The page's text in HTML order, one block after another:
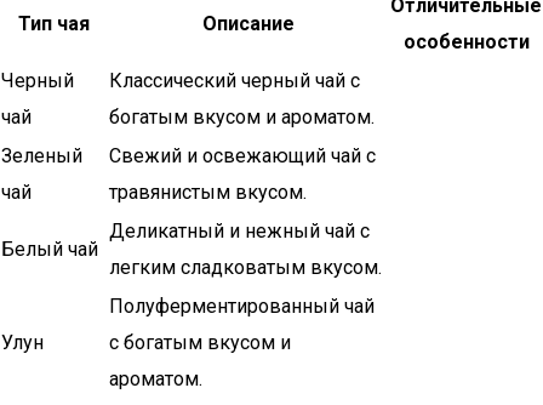
Тип чая Описание
Отличительные
особенности
Черный
чай
Классический черный чай с
богатым вкусом и ароматом.
Зеленый
чай
Свежий и освежающий чай с
травянистым вкусом.
Белый чай
Деликатный и нежный чай с
легким сладковатым вкусом.
Улун
Полуферментированный чай
с богатым вкусом и
ароматом.